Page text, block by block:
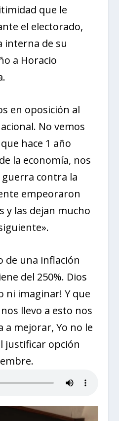
que le
el electorado,
interna de su
a Horacio
en oposición al
No vemos
hace 1 año
la economía, nos
contra la
empeoraron
y las dejan mucho
de una inflación
del 250%. Dios
ni imaginar! Y que
llevo a esto nos
a mejorar, Yo no le
justificar opción